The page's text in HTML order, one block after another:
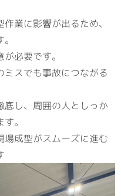
イト
業に影響が出るため、
必要です。
スでも事故につながる
底し、周囲の人としっか
。
場成型がスムーズに進む